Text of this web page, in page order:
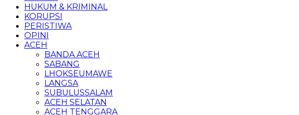
HUKUM & KRIMINAL
KORUPSI
PERISTIWA
OPINI
ACEH
BANDA ACEH
SABANG
LHOKSEUMAWE
LANGSA
SUBULUSSALAM
ACEH SELATAN
ACEH TENGGARA